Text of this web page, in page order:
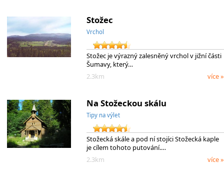
Stožec
Vrchol
Stožec je výrazný zalesněný vrchol v jižní části
Šumavy, který…
2.3km
více »
Na Stožeckou skálu
Tipy na výlet
Stožecká skále a pod ní stojíci Stožecká kaple
je cílem tohoto putování.…
2.3km
více »